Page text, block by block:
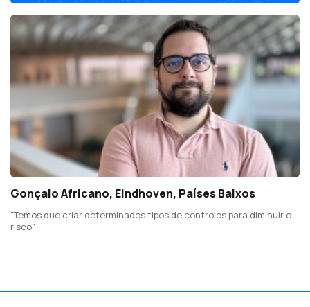
Gonçalo Africano, Eindhoven, Países Baixos
"Temos que criar determinados tipos de controlos para diminuir o
risco"